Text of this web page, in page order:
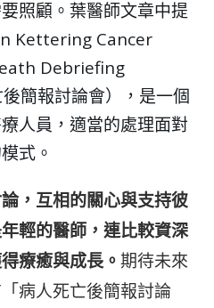
照顧。葉醫師文章中提
Kettering Cancer
Debriefing
簡報討論會），是一個
人員，適當的處理面對
式。
，互相的關心與支持彼
輕的醫師，連比較資深
療癒與成長。期待未來
病人死亡後簡報討論